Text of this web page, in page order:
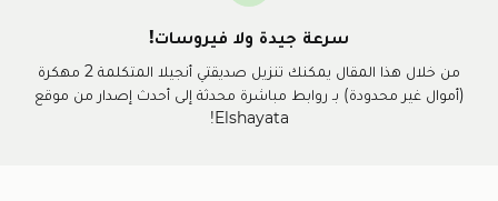
سرعة جيدة ولا فيروسات!
من خلال هذا المقال يمكنك تنزيل صديقتي أنجيلا المتكلمة 2 مهكرة
(أموال غير محدودة) بـ روابط مباشرة محدثة إلى أحدث إصدار من موقع
Elshayata!